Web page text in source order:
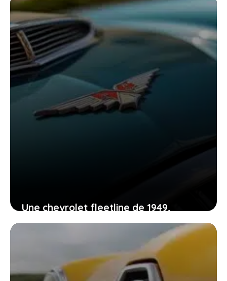
bon choix
13 janvier 2026
Une chevrolet fleetline de 1949,
cachée 54 ans, enfin prête à écrire un
nouveau chapitre avec vous